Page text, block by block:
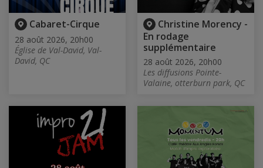
Cabaret-Cirque
28 août 2026, 20h00
Église de Val-David, Val-
David, QC
Christine Morency -
En rodage
supplémentaire
28 août 2026, 20h00
Les diffusions Pointe-
Valaine, otterburn park, QC